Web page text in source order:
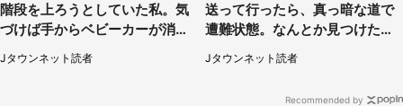
階段を上ろうとしていた私。気
づけば手からベビーカーが消え
ていて（神奈川県・60代女性）
Jタウンネット読者
送って行ったら、真っ暗な道で
遭難状態。なんとか見つけた民
家に助けを求めると、住人の男
性が...」
Jタウンネット読者
Recommended by